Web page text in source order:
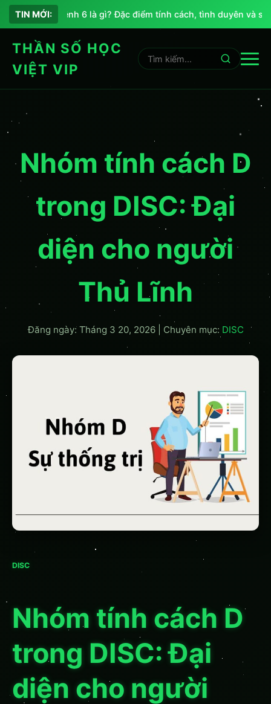
TIN MỚI:
Chỉ số sứ mệnh 6 là gì? Đặc điểm tính cách, tình duyên và sự
THẦN SỐ HỌC
VIỆT VIP
Nhóm tính cách D
trong DISC: Đại
diện cho người
Thủ Lĩnh
Đăng ngày: Tháng 3 20, 2026| Chuyên mục: DISC
DISC
Nhóm tính cách D
trong DISC: Đại
diện cho người